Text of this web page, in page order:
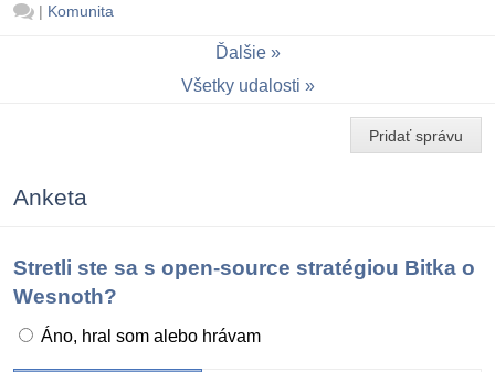
| Komunita
Ďalšie
Všetky udalosti
Pridať správu
Anketa
Stretli ste sa s open-source stratégiou Bitka o
Wesnoth?
Áno, hral som alebo hrávam